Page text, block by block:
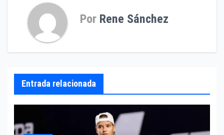
Por Rene Sánchez
Entrada relacionada